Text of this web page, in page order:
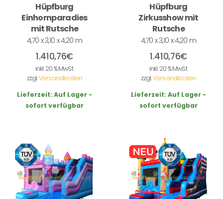
Hüpfburg
Einhornparadies
mit Rutsche
4,70 x 3,10 x 4,20 m
1.410,76€
inkl. 20 % MwSt.
zzgl.Versandkosten
Lieferzeit: Auf Lager -
sofort verfügbar
Hüpfburg
Zirkusshow mit
Rutsche
4,70 x 3,10 x 4,20 m
1.410,76€
inkl. 20 % MwSt.
zzgl.Versandkosten
Lieferzeit: Auf Lager -
sofort verfügbar